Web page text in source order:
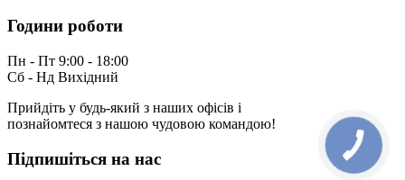
Години роботи
Пн - Пт 9:00 - 18:00
Сб - Нд Вихідний
Прийдіть у будь-який з наших офісів і
познайомтеся з нашою чудовою командою!
Підпишіться на нас